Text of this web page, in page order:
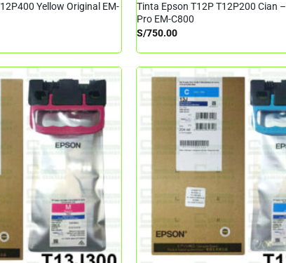
Yellow Original EM-
Tinta Epson T12P T12P200 Cian
Pro EM-C800
S/750.00